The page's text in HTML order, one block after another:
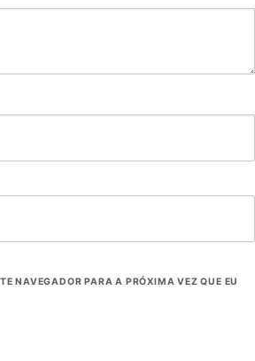
NAVEGADOR PARA A PRÓXIMA VEZ QUE EU